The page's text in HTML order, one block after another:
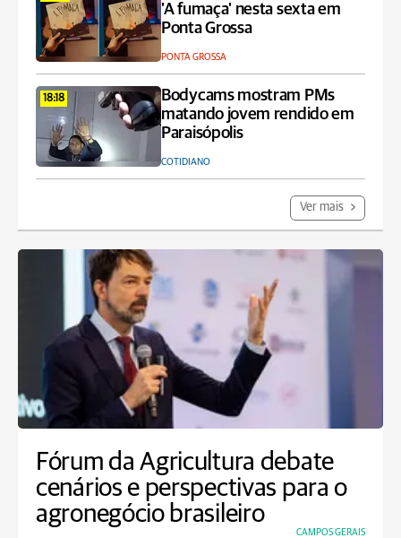
'A fumaça' nesta sexta em
Ponta Grossa
PONTA GROSSA
18:18
Bodycams mostram PMs
matando jovem rendido em
Paraisópolis
COTIDIANO
Ver mais
Fórum da Agricultura debate
cenários e perspectivas para o
agronegócio brasileiro
CAMPOS GERAIS